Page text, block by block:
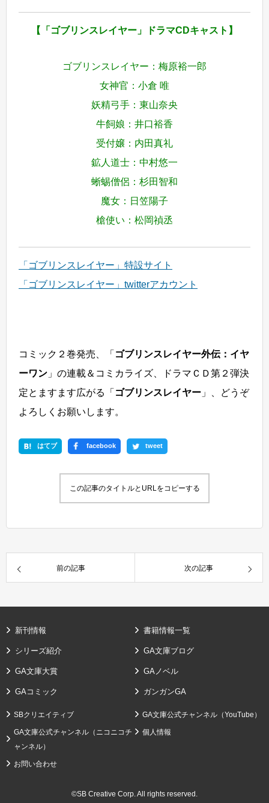
【「ゴブリンスレイヤー」ドラマCDキャスト】
ゴブリンスレイヤー：梅原裕一郎
女神官：小倉 唯
妖精弓手：東山奈央
牛飼娘：井口裕香
受付嬢：内田真礼
鉱人道士：中村悠一
蜥蜴僧侶：杉田智和
魔女：日笠陽子
槍使い：松岡禎丞
「ゴブリンスレイヤー」特設サイト
「ゴブリンスレイヤー」twitterアカウント
コミック２巻発売、「 ゴブリンスレイヤー外伝：イヤ
ーワン 」の連載＆コミカライズ、ドラマＣＤ第２弾決
定とますます広がる「 ゴブリンスレイヤー 」、どうぞ
よろしくお願いします。
はてブ facebook tweet
この記事のタイトルとURLをコピーする
前の記事 次の記事
新刊情報 書籍情報一覧
シリーズ紹介 GA文庫ブログ
GA文庫大賞 GAノベル
GAコミック ガンガンGA
SBクリエイティブ GA文庫公式チャンネル（YouTube）
GA文庫公式チャンネル（ニコニコチ
ャンネル）
個人情報
お問い合わせ
©SB Creative Corp. All rights reserved.